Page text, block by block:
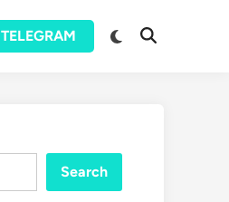
TELEGRAM
Switch
Open
Search